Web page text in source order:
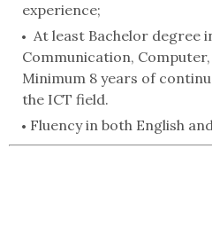
experience;
At least Bachelor degree
Communication,
Minimum 8 years of
the ICT field.
Fluency in both English